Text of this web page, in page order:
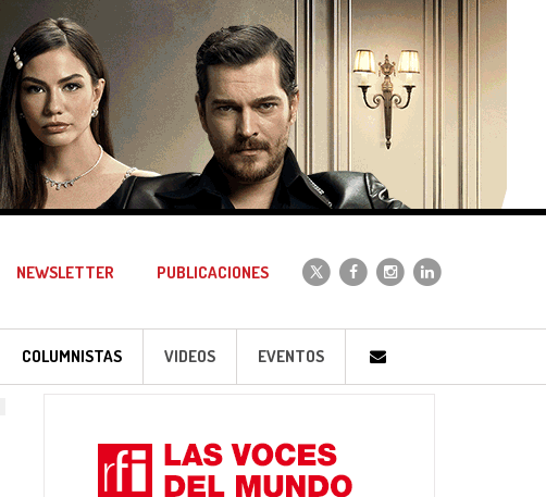
NEWSLETTER PUBLICACIONES
COLUMNISTAS VIDEOS EVENTOS